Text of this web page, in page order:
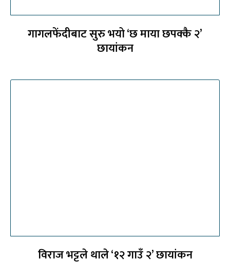
गागलफेंदीबाट सुरु भयो ‘छ माया छपक्कै २’
छायांकन
विराज भट्टले थाले ‘१२ गाउँ २’ छायांकन